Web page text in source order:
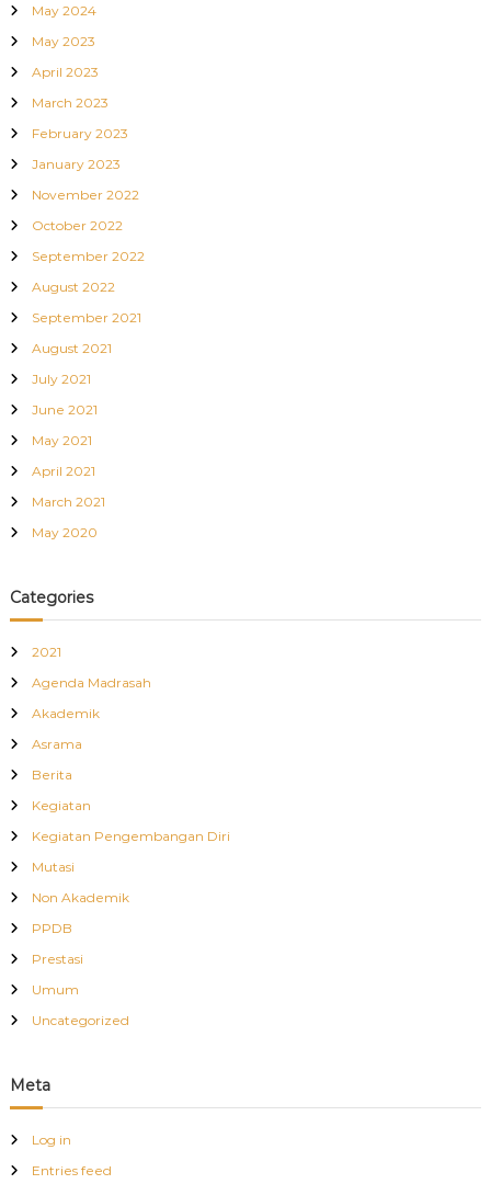
n
May 2024
May 2023
April 2023
March 2023
February 2023
January 2023
November 2022
October 2022
September 2022
August 2022
September 2021
August 2021
July 2021
June 2021
May 2021
April 2021
March 2021
May 2020
Categories
2021
Agenda Madrasah
Akademik
Asrama
Berita
Kegiatan
Kegiatan Pengembangan Diri
Mutasi
Non Akademik
PPDB
Prestasi
Umum
Uncategorized
Meta
Log in
Entries feed